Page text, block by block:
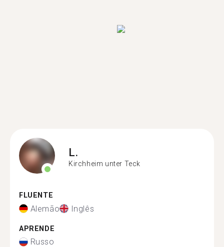
L.
Kirchheim unter Teck
FLUENTE
Alemão Inglês
APRENDE
Russo